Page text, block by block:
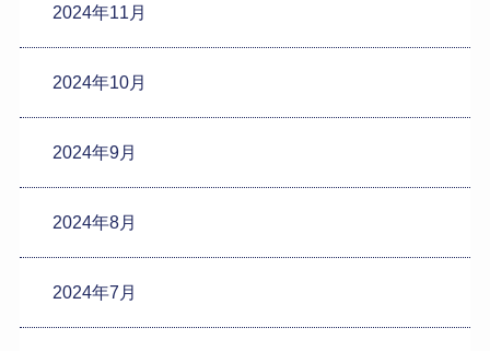
2024年11月
2024年10月
2024年9月
2024年8月
2024年7月